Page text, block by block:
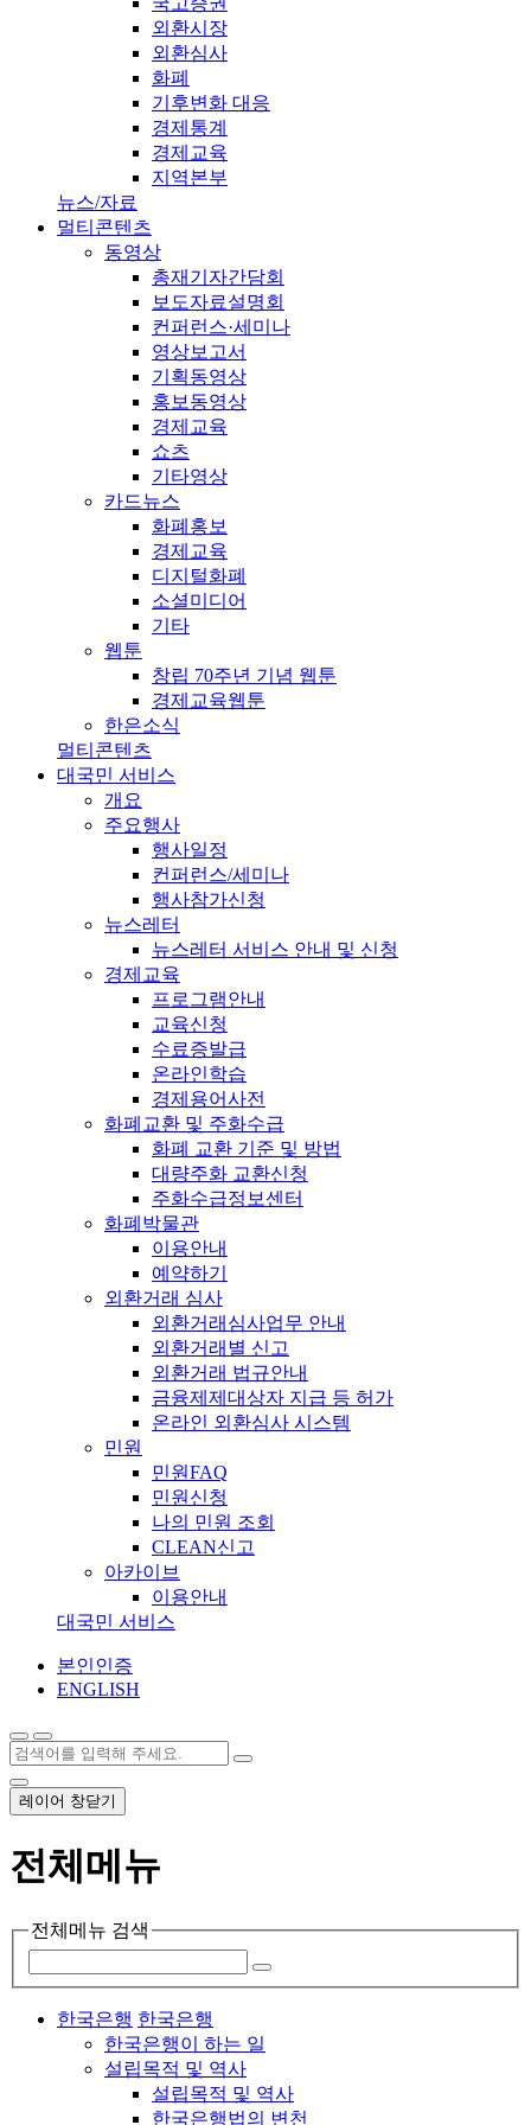
외환시장
외환심사
화폐
기후변화 대응
경제통계
경제교육
지역본부
뉴스/자료
멀티콘텐츠
동영상
총재기자간담회
보도자료설명회
컨퍼런스·세미나
영상보고서
기획동영상
홍보동영상
경제교육
쇼츠
기타영상
카드뉴스
화폐홍보
경제교육
디지털화폐
소셜미디어
기타
웹툰
창립 70주년 기념 웹툰
경제교육웹툰
한은소식
멀티콘텐츠
대국민 서비스
개요
주요행사
행사일정
컨퍼런스/세미나
행사참가신청
뉴스레터
뉴스레터 서비스 안내 및 신청
경제교육
프로그램안내
교육신청
수료증발급
온라인학습
경제용어사전
화폐교환 및 주화수급
화폐 교환 기준 및 방법
대량주화 교환신청
주화수급정보센터
화폐박물관
이용안내
예약하기
외환거래 심사
외환거래심사업무 안내
외환거래별 신고
외환거래 법규안내
금융제제대상자 지급 등 허가
온라인 외환심사 시스템
민원
민원FAQ
민원신청
나의 민원 조회
CLEAN신고
아카이브
이용안내
대국민 서비스
본인인증
ENGLISH
레이어 창닫기
전체메뉴
전체메뉴 검색
한국은행 한국은행
한국은행이 하는 일
설립목적 및 역사
설립목적 및 역사
한국은행법의 변천